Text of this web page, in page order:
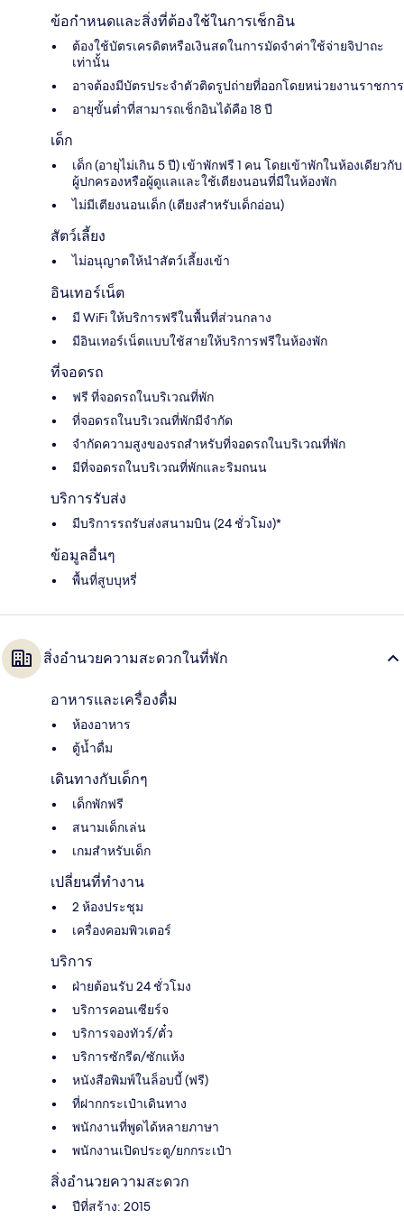
ข้อกำหนดและสิ่งที่ต้องใช้ในการเช็กอิน
ต้องใช้บัตรเครดิตหรือเงินสดในการมัดจำค่าใช้จ่ายจิปาถะ
เท่านั้น
อาจต้องมีบัตรประจำตัวติดรูปถ่ายที่ออกโดยหน่วยงานราชการ
อายุขั้นต่ำที่สามารถเช็กอินได้คือ 18 ปี
เด็ก
เด็ก (อายุไม่เกิน 5 ปี) เข้าพักฟรี 1 คน โดยเข้าพักในห้องเดียวกับ
ผู้ปกครองหรือผู้ดูแลและใช้เตียงนอนที่มีในห้องพัก
ไม่มีเตียงนอนเด็ก (เตียงสำหรับเด็กอ่อน)
สัตว์เลี้ยง
ไม่อนุญาตให้นำสัตว์เลี้ยงเข้า
อินเทอร์เน็ต
มี WiFi ให้บริการฟรีในพื้นที่ส่วนกลาง
มีอินเทอร์เน็ตแบบใช้สายให้บริการฟรีในห้องพัก
ที่จอดรถ
ฟรี ที่จอดรถในบริเวณที่พัก
ที่จอดรถในบริเวณที่พักมีจำกัด
จำกัดความสูงของรถสำหรับที่จอดรถในบริเวณที่พัก
มีที่จอดรถในบริเวณที่พักและริมถนน
บริการรับส่ง
มีบริการรถรับส่งสนามบิน (24 ชั่วโมง)*
ข้อมูลอื่นๆ
พื้นที่สูบบุหรี่
สิ่งอำนวยความสะดวกในที่พัก
อาหารและเครื่องดื่ม
ห้องอาหาร
ตู้น้ำดื่ม
เดินทางกับเด็กๆ
เด็กพักฟรี
สนามเด็กเล่น
เกมสำหรับเด็ก
เปลี่ยนที่ทำงาน
2 ห้องประชุม
เครื่องคอมพิวเตอร์
บริการ
ฝ่ายต้อนรับ 24 ชั่วโมง
บริการคอนเซียร์จ
บริการจองทัวร์/ตั๋ว
บริการซักรีด/ซักแห้ง
หนังสือพิมพ์ในล็อบบี้ (ฟรี)
ที่ฝากกระเป๋าเดินทาง
พนักงานที่พูดได้หลายภาษา
พนักงานเปิดประตู/ยกกระเป๋า
สิ่งอำนวยความสะดวก
ปีที่สร้าง: 2015